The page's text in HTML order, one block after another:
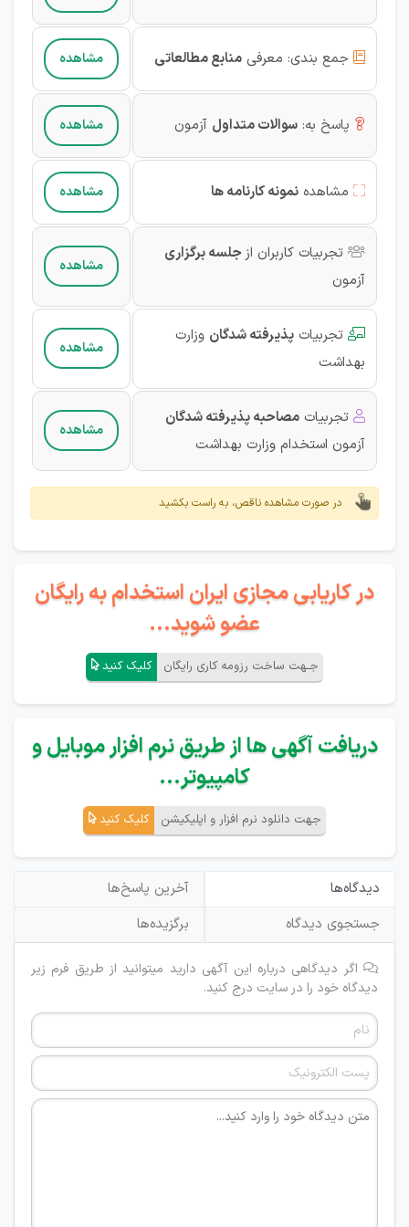
 جمع بندی: معرفی منابع مطالعاتی مشاهده
 پاسخ به: سوالات متداول آزمون مشاهده
 مشاهده نمونه کارنامه ها مشاهده
 تجربیات کاربران از جلسه برگزاری
آزمون‌
مشاهده
 تجربیات پذیرفته شدگان وزارت
بهداشت
مشاهده
 تجربیات مصاحبه پذیرفته شدگان
آزمون‌ استخدام وزارت بهداشت
مشاهده
در صورت مشاهده ناقص، به راست بکشید
در کاریابی مجازی ایران استخدام به رایگان
عضو شوید...
جـهت ساخت رزومه کاری رایگان کلیک کنید
دریافت آگهی ها از طریق نرم افزار موبایل و
کامپیوتر...
جهت دانلود نرم افزار و اپلیکیشن کلیک کنید
دیدگاه‌ها
آخرین پاسخ‌ها
جستجوی دیدگاه
برگزیده‌ها
اگر دیدگاهی درباره این آگهی دارید میتوانید از طریق فرم زیر
دیدگاه خود را در سایت درج کنید.